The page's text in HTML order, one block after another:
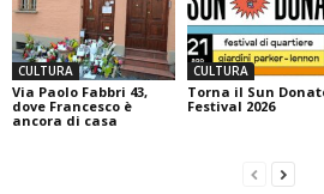
CULTURA
Via Paolo Fabbri 43,
dove Francesco è
ancora di casa
CULTURA
Torna il Sun
Festival 2026